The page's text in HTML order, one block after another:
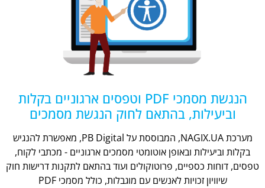
הנגשת מסמכי PDF וטפסים ארגוניים בקלות
וביעילות, בהתאם לחוק הנגשת מסמכים
מערכת NAGIX.UA, המבוססת על PB Digital, מאפשרת להנגיש
בקלות וביעילות ובאופן אוטומטי מסמכים ארגוניים - מכתבי לקוח,
טפסים, דוחות כספיים, פרוטוקולים ועוד בהתאם לתקנות דרישות חוק
שיוויון זכויות לאנשים עם מוגבלות, כולל מסמכי PDF